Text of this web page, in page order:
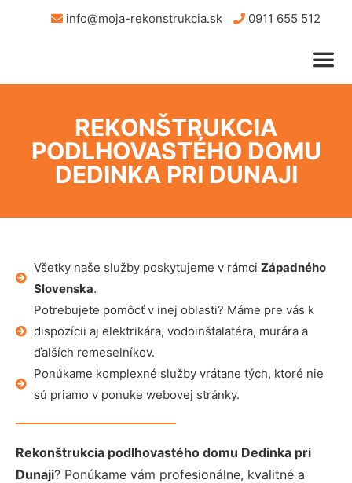
info@moja-rekonstrukcia.sk 0911 655 512
REKONŠTRUKCIA
PODLHOVASTÉHO DOMU
DEDINKA PRI DUNAJI
Všetky naše služby poskytujeme v rámci Západného
Slovenska.
Potrebujete pomôcť v inej oblasti? Máme pre vás k
dispozícii aj elektrikára, vodoinštalatéra, murára a
ďalších remeselníkov.
Ponúkame komplexné služby vrátane tých, ktoré nie
sú priamo v ponuke webovej stránky.
Rekonštrukcia podlhovastého domu Dedinka pri
Dunaji? Ponúkame vám profesionálne, kvalitné a